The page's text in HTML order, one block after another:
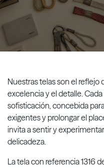
Nuestras telas son el
excelencia y el detalle.
sofisticación, concebida
exigentes y prolongar el
invita a sentir y
delicadeza.
La tela con referencia 1316